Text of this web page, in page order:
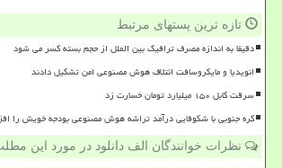
تازه ترین پستهای مرتبط
دقیقا به اندازه مصرف ترافیک بین الملل از حجم بسته کسر می شود
انویدیا و مایکروسافت ائتلاف هوش مصنوعی امن تشکیل دادند
سرقت کابل ۱۵۰ میلیارد تومان خسارت زد
کره جنوبی با شکوفایی درآمد تراشه هوش مصنوعی بودجه خویش را
نظرات خوانندگان الف دانلود در مورد این